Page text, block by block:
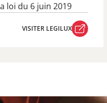
loi du 6 juin 2019
VISITER LEGILUX